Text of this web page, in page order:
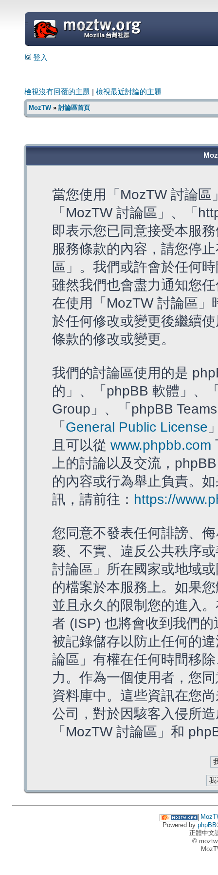
=
登入
檢視沒有回覆的主題 檢視最近討論的主題
MozTW» 討論區首頁
當您使用「MozTW 討論
「MozTW 討論區」、「
即表示您已同意接受本服
服務條款的內容，請您停
區」。我們或許會於任何
雖然我們也會盡力通知您
在使用「MozTW 討論區
於任何修改或變更後繼續
條款的修改或變更。
我們的討論區使用的是
的」、「phpBB 軟體」、
Group」、「phpBB
「 General Public License
且可以從 www.phpbb.com
上的討論以及交流，
的內容或行為舉止負責。
訊，請前往： https://
您同意不發表任何誹謗、
褻、不實、違反公共秩序
討論區」所在國家或地域
的檔案於本服務上。如果
並且永久的限制您的進入
者 (ISP) 也將會收到我們
被記錄儲存以防止任何的
論區」有權在任何時間移
力。作為一個使用者，您
資料庫中。這些資訊在您
公司，對於因駭客入侵所
「MozTW 討論區」和
Powered by phpBB
正體中文
©